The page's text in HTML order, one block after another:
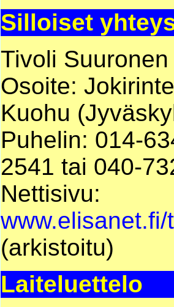
Silloiset
Tivoli Suuronen
Osoite:
Kuohu
Puhelin: 014-
2541 tai 040-
Nettisivu:
(arkistoitu)
Laiteluettelo